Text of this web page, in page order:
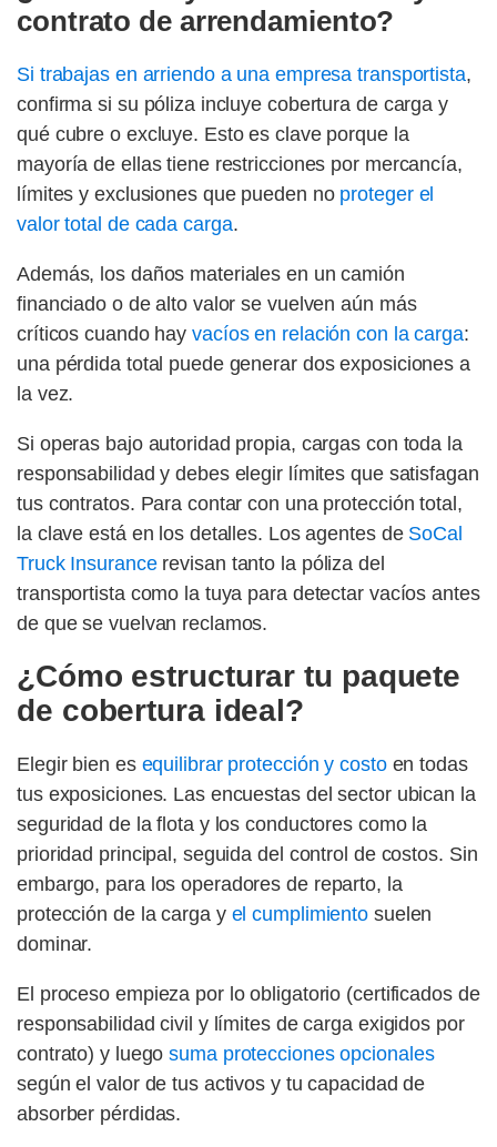
contrato de arrendamiento?
Si trabajas en arriendo a una empresa transportista,
confirma si su póliza incluye cobertura de carga y
qué cubre o excluye. Esto es clave porque la
mayoría de ellas tiene restricciones por mercancía,
límites y exclusiones que pueden no proteger el
valor total de cada carga.
Además, los daños materiales en un camión
financiado o de alto valor se vuelven aún más
críticos cuando hay vacíos en relación con la carga:
una pérdida total puede generar dos exposiciones a
la vez.
Si operas bajo autoridad propia, cargas con toda la
responsabilidad y debes elegir límites que satisfagan
tus contratos. Para contar con una protección total,
la clave está en los detalles. Los agentes de SoCal
Truck Insurancerevisan tanto la póliza del
transportista como la tuya para detectar vacíos antes
de que se vuelvan reclamos.
¿Cómo estructurar tu paquete
de cobertura ideal?
Elegir bien es equilibrar protección y costo en todas
tus exposiciones. Las encuestas del sector ubican la
seguridad de la flota y los conductores como la
prioridad principal, seguida del control de costos. Sin
embargo, para los operadores de reparto, la
protección de la carga y el cumplimiento suelen
dominar.
El proceso empieza por lo obligatorio (certificados de
responsabilidad civil y límites de carga exigidos por
contrato) y luego suma protecciones opcionales
según el valor de tus activos y tu capacidad de
absorber pérdidas.